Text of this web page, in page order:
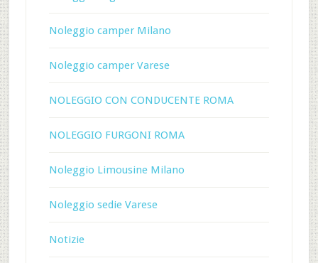
Noleggio camper Milano
Noleggio camper Varese
NOLEGGIO CON CONDUCENTE ROMA
NOLEGGIO FURGONI ROMA
Noleggio Limousine Milano
Noleggio sedie Varese
Notizie